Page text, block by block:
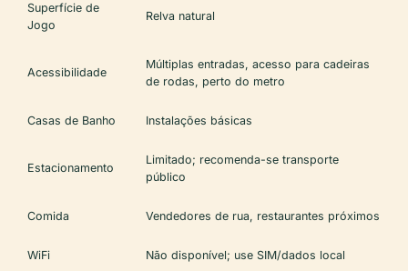
Superfície de
Jogo
Relva natural
Acessibilidade
Múltiplas entradas, acesso para cadeiras
de rodas, perto do metro
Casas de Banho Instalações básicas
Estacionamento
Limitado; recomenda-se transporte
público
Comida Vendedores de rua, restaurantes próximos
WiFi Não disponível; use SIM/dados local